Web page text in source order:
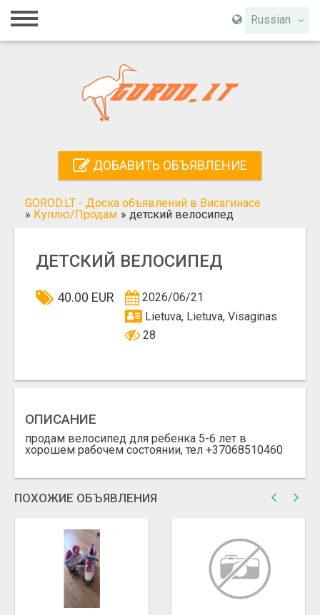
Russian
Главная
Регистрация
Поиск
ДОБАВИТЬ ОБЪЯВЛЕНИЕ
GOROD.LT - Доска объявлений в Висагинасе
» Куплю/Продам » детский велосипед
ДЕТСКИЙ ВЕЛОСИПЕД
40.00 EUR
2026/06/21
Lietuva, Lietuva, Visaginas
28
ОПИСАНИЕ
продам велосипед для ребенка 5-6 лет в
хорошем рабочем состоянии, тел +37068510460
ПОХОЖИЕ ОБЪЯВЛЕНИЯ